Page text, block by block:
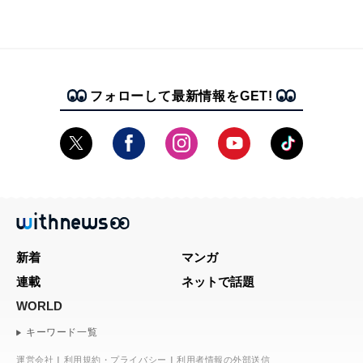
フォローして最新情報をGET!
新着
マンガ
連載
ネットで話題
WORLD
キーワード一覧
運営会社 利用規約・プライバシー 利用者情報の外部送信